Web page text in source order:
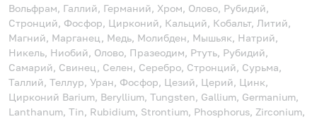
Вольфрам, Галлий, Германий, Хром, Олово, Рубидий,
Стронций, Фосфор, Цирконий, Кальций, Кобальт, Литий,
Магний, Марганец, Медь, Молибден, Мышьяк, Натрий,
Никель, Ниобий, Олово, Празеодим, Ртуть, Рубидий,
Самарий, Свинец, Селен, Серебро, Стронций, Сурьма,
Таллий, Теллур, Уран, Фосфор, Цезий, Церий, Цинк,
Цирконий Barium, Beryllium, Tungsten, Gallium, Germanium,
Lanthanum, Tin, Rubidium, Strontium, Phosphorus, Zirconium,